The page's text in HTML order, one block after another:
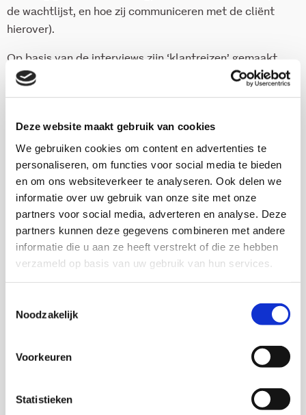
Deze website maakt gebruik van cookies
We gebruiken cookies om content en advertenties te
personaliseren, om functies voor social media te bieden
en om ons websiteverkeer te analyseren. Ook delen we
informatie over uw gebruik van onze site met onze
partners voor social media, adverteren en analyse. Deze
partners kunnen deze gegevens combineren met andere
informatie die u aan ze heeft verstrekt of die ze hebben
verzameld op basis van uw gebruik van hun services.
Noodzakelijk
Voorkeuren
Statistieken
de wachtlijst, en hoe zij communiceren met de cliënt
hierover).
Op basis van de interviews zijn ‘klantreizen’ gemaakt.
Visuele weergaven van de verhalen van cliënten en
gegaan om te kijken wat er beter kan en wat daarvoor
nodig is.
Download publicatie
Andrew Britt